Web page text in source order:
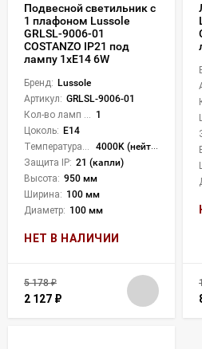
Подвесной светильник с
1 плафоном Lussole
GRLSL-9006-01
COSTANZO IP21 под
лампу 1xE14 6W
Бренд: Lussole
Артикул: GRLSL-9006-01
1
Цоколь: E14
4000K (нейтральный)
Защита IP: 21 (капли)
Высота: 950 мм
Ширина: 100 мм
Диаметр: 100 мм
НЕТ В НАЛИЧИИ
5 178₽
2 127 ₽